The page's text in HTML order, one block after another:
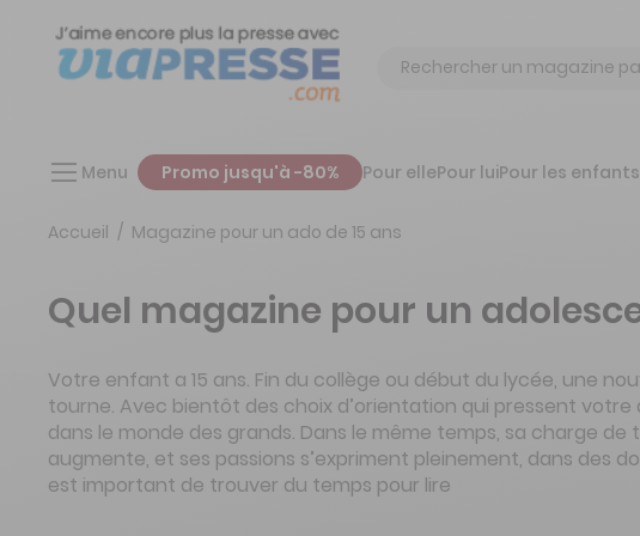
Chercher
Menu Promo jusqu'à -80% Pour ellePour luiPour les enfants
Accueil Magazine pour un ado de 15 ans
Quel magazine pour un
Votre enfant a 15 ans. Fin du collège ou début du lycée, une
tourne. Avec bientôt des choix d’orientation qui pressent votre
dans le monde des grands. Dans le même temps, sa charge de
augmente, et ses passions s’expriment pleinement, dans des
est important de trouver du temps pour lire